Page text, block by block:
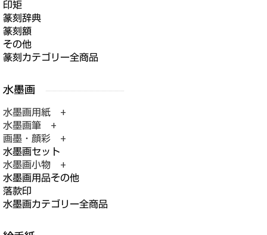
印矩
篆刻辞典
篆刻額
その他
篆刻カテゴリー全商品
水墨画用紙 +
水墨画筆 +
画墨・顔彩 +
水墨画セット
水墨画小物 +
水墨画用品その他
落款印
水墨画カテゴリー全商品